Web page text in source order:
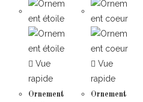
Vue
rapide
Ornement
Vue
rapide
Ornement